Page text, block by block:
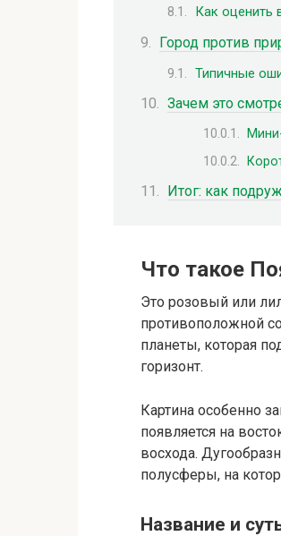
Как оценить
Город против
Типичные
Зачем это
Итог: как
Что такое
Это розовый или
противоположной
планеты, которая
горизонт.
Картина особенно
появляется на
восхода.
полусферы, на
Название и